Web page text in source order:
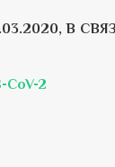
В
CoV-2